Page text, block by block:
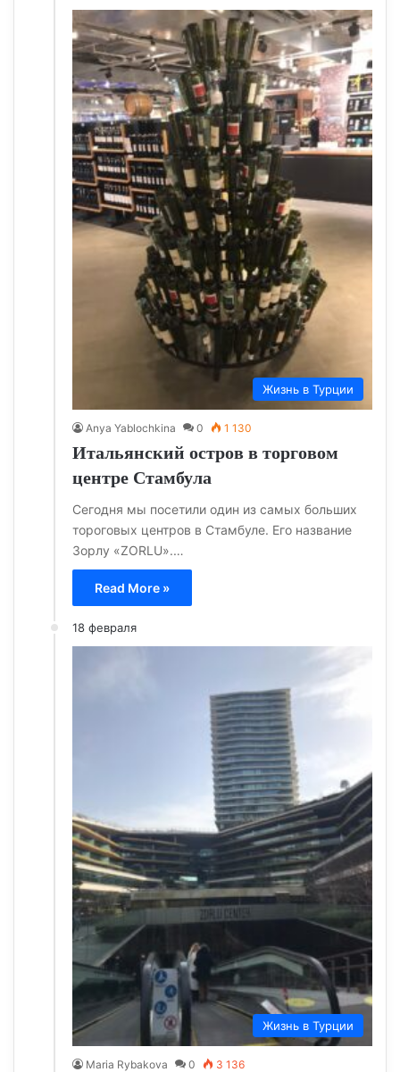
Жизнь в Турции
Anya Yablochkina 0 1 130
Итальянский остров в торговом
центре Стамбула
Cегодня мы посетили один из самых больших
тороговых центров в Стамбуле. Его название
Зорлу «ZORLU».…
Read More »
18 февраля
Жизнь в Турции
Maria Rybakova 0 3 136